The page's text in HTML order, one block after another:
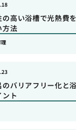
の高い浴槽で光熱費
方法
のバリアフリー化と
ント